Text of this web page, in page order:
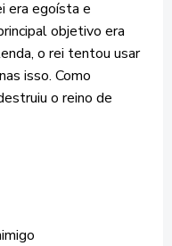
era egoísta e
objetivo era
o rei tentou usar
isso. Como
o reino de